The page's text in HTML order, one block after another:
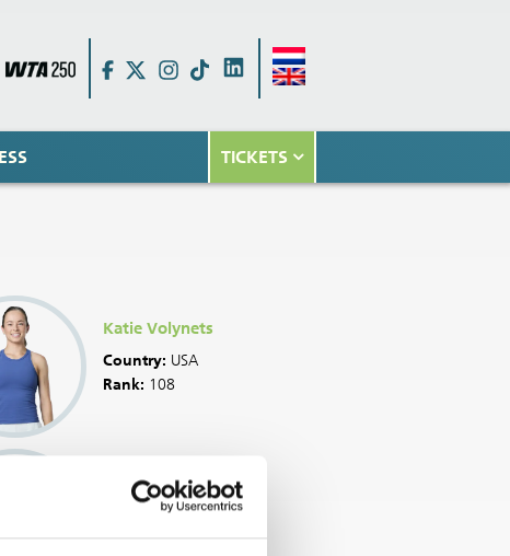
TICKETS
Katie Volynets
Country: USA
Rank: 108
Robin Montgomery
Country:USA
Rank:136